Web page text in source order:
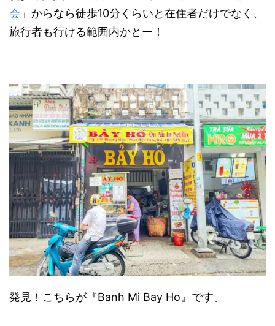
会 」からなら徒歩10分くらいと在住者だけでなく、
旅行者も行ける範囲内かとー！
発見！こちらが『Banh Mi Bay Ho』です。